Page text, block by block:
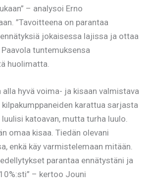
– analysoi Erno
”Tavoitteena on parantaa
jokaisessa lajissa ja ottaa
tuntemuksensa
huolimatta.
hyvä voima- ja kisaan valmistava
kilpakumppaneiden karattua sarjasta
katoavan, mutta turha luulo.
omaa kisaa. Tiedän olevani
enkä käy varmistelemaan mitään.
parantaa ennätystäni ja
– kertoo Jouni